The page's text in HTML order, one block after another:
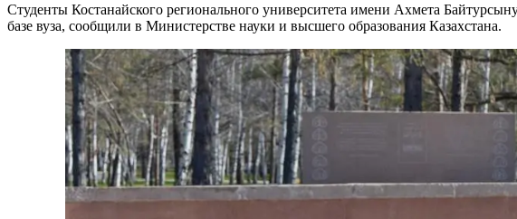
Студенты Костанайского регионального университета имени Ахмета
базе вуза, сообщили в Министерстве науки и высшего образования Казахстана.